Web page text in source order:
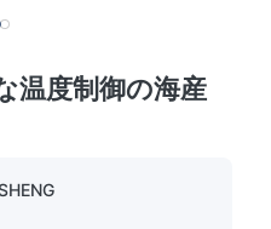
温度制御の海産